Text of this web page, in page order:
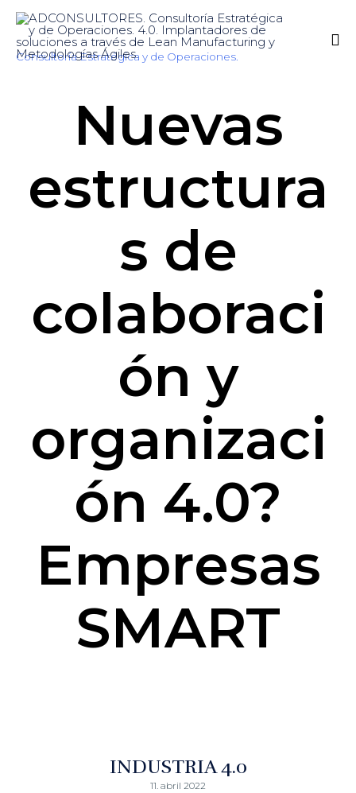
Consultoría Estratégica y de Operaciones.
Nuevas
estructura
s de
colaboraci
ón y
organizaci
ón 4.0?
Empresas
SMART
INDUSTRIA 4.0
11. abril 2022